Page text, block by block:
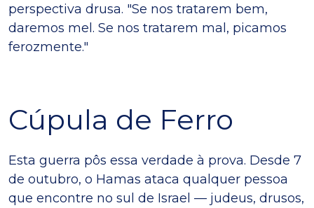
perspectiva drusa. "Se nos tratarem bem,
daremos mel. Se nos tratarem mal, picamos
ferozmente."
Cúpula de Ferro
Esta guerra pôs essa verdade à prova. Desde 7
de outubro, o Hamas ataca qualquer pessoa
que encontre no sul de Israel — judeus, drusos,